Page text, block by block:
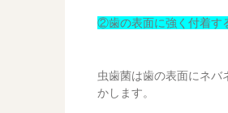
②歯の表面に強く付着す
虫歯菌は歯の表面にネバ
かします。